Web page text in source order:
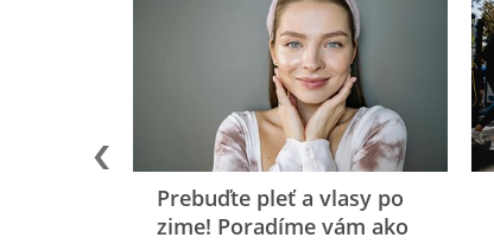
Prebuďte pleť a vlasy po
zime! Poradíme vám ako